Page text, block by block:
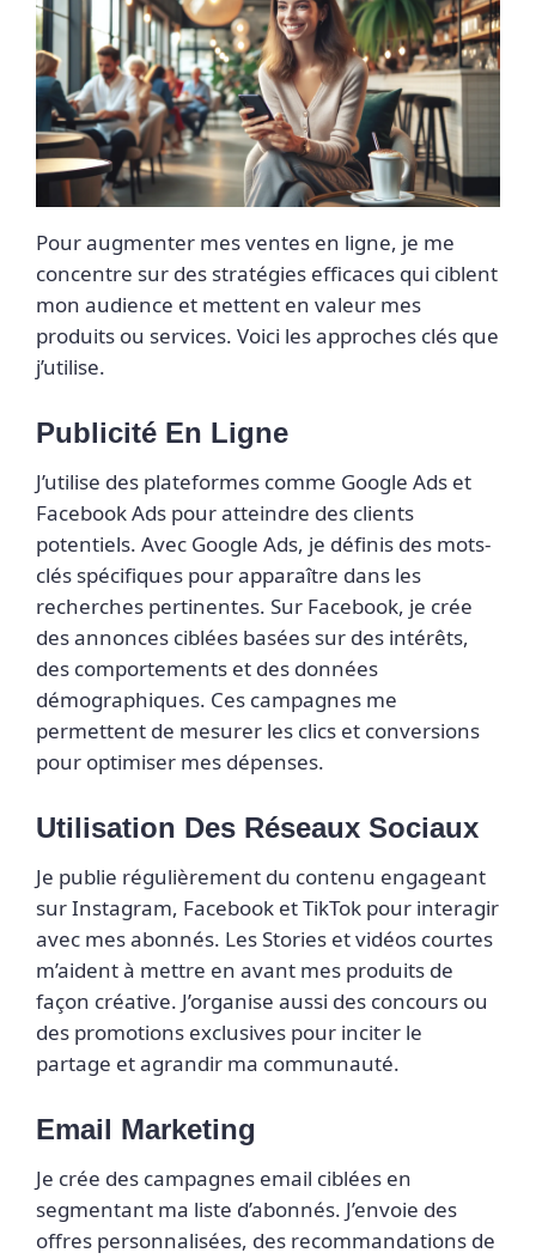
Pour augmenter mes ventes en ligne, je me
concentre sur des stratégies efficaces qui ciblent
mon audience et mettent en valeur mes
produits ou services. Voici les approches clés que
j’utilise.
Publicité En Ligne
J’utilise des plateformes comme Google Ads et
Facebook Ads pour atteindre des clients
potentiels. Avec Google Ads, je définis des mots-
clés spécifiques pour apparaître dans les
recherches pertinentes. Sur Facebook, je crée
des annonces ciblées basées sur des intérêts,
des comportements et des données
démographiques. Ces campagnes me
permettent de mesurer les clics et conversions
pour optimiser mes dépenses.
Utilisation Des Réseaux Sociaux
Je publie régulièrement du contenu engageant
sur Instagram, Facebook et TikTok pour interagir
avec mes abonnés. Les Stories et vidéos courtes
m’aident à mettre en avant mes produits de
façon créative. J’organise aussi des concours ou
des promotions exclusives pour inciter le
partage et agrandir ma communauté.
Email Marketing
Je crée des campagnes email ciblées en
segmentant ma liste d’abonnés. J’envoie des
offres personnalisées, des recommandations de